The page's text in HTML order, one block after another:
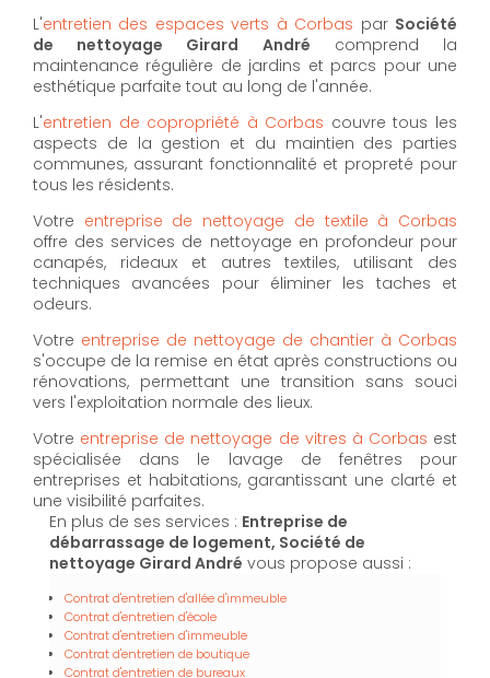
L'entretien des espaces verts à Corbas par Société
de nettoyage Girard André comprend la
maintenance régulière de jardins et parcs pour une
esthétique parfaite tout au long de l'année.
L'entretien de copropriété à Corbas couvre tous les
aspects de la gestion et du maintien des parties
communes, assurant fonctionnalité et propreté pour
tous les résidents.
Votre entreprise de nettoyage de textile à Corbas
offre des services de nettoyage en profondeur pour
canapés, rideaux et autres textiles, utilisant des
techniques avancées pour éliminer les taches et
odeurs.
Votre entreprise de nettoyage de chantier à Corbas
s'occupe de la remise en état après constructions ou
rénovations, permettant une transition sans souci
vers l'exploitation normale des lieux.
Votre entreprise de nettoyage de vitres à Corbas est
spécialisée dans le lavage de fenêtres pour
entreprises et habitations, garantissant une clarté et
une visibilité parfaites.
En plus de ses services : Entreprise de
débarrassage de logement, Société de
nettoyage Girard André vous propose aussi :
Contrat d'entretien d'allée d'immeuble
Contrat d'entretien d'école
Contrat d'entretien d'immeuble
Contrat d'entretien de boutique
Contrat d'entretien de bureaux